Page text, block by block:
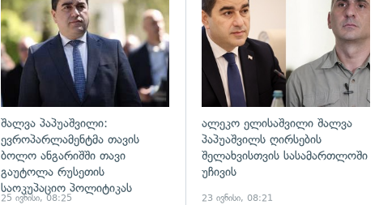
შალვა პაპუაშვილი:
ევროპარლამენტმა თავის
ბოლო ანგარიშში თავი
გაუტოლა რუსეთის
საოკუპაციო პოლიტიკას
25 ივნისი, 08:25
ალეკო ელისაშვილი შალვა
პაპუაშვილს ღირსების
შელახვისთვის სასამართლოში
უჩივის
23 ივნისი, 08:21